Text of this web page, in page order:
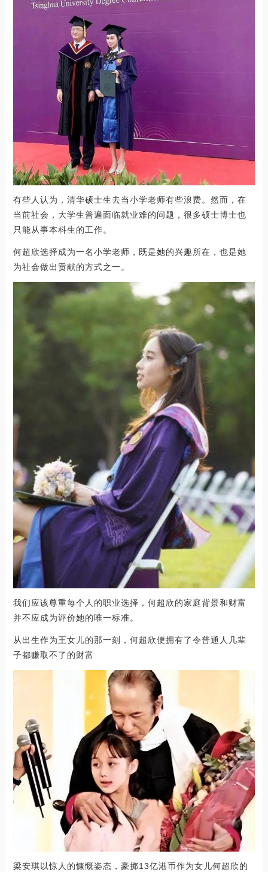
有些人认为，清华硕士生去当小学老师有些浪费。然而，在
当前社会，大学生普遍面临就业难的问题，很多硕士博士也
只能从事本科生的工作。
何超欣选择成为一名小学老师，既是她的兴趣所在，也是她
为社会做出贡献的方式之一。
我们应该尊重每个人的职业选择，何超欣的家庭背景和财富
并不应成为评价她的唯一标准。
从出生作为王女儿的那一刻，何超欣便拥有了令普通人几辈
子都赚取不了的财富
梁安琪以惊人的慷慨姿态，豪掷13亿港币作为女儿何超欣的